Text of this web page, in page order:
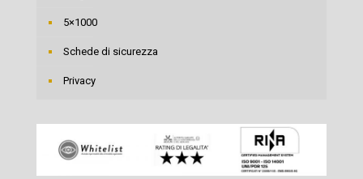
5×1000
Schede di sicurezza
Privacy